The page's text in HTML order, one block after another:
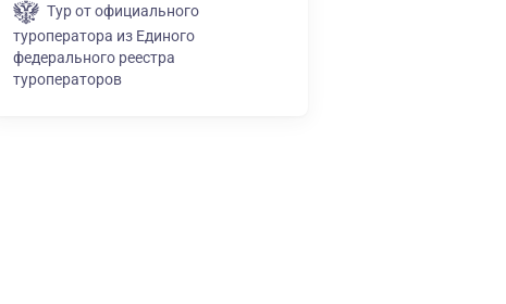
Тур от официального
туроператора из Единого
федерального реестра
туроператоров